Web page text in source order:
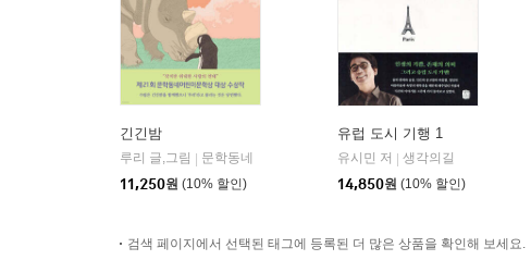
긴긴밤
루리 글,그림
문학동네
11,250원 (10% 할인)
유럽 도시 기행 1
유시민 저
생각의길
14,850원 (10% 할인)
검색 페이지에서 선택된 태그에 등록된 더 많은 상품을 확인해 보세요.